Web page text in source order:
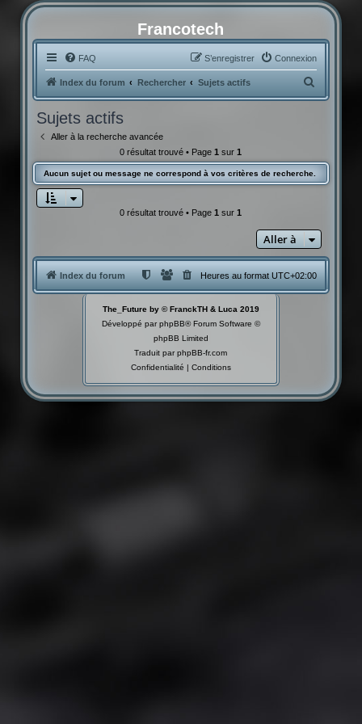
Francotech
FAQ Connexion
S’enregistrer
Index du forum Rechercher Sujets actifs
e
e
r
Sujets actifs
Aller à la recherche avancée
0 résultat trouvé • Page1 sur1
Aucun sujet ou message ne correspond à vos critères de recherche.
0 résultat trouvé • Page1 sur1
Aller à
Index du forum Heures au formatUTC+02:00
The_Future by © FranckTH & Luca 2019
Développé parphpBB® Forum Software ©
phpBB Limited
Traduit parphpBB-fr.com
Confidentialité | Conditions